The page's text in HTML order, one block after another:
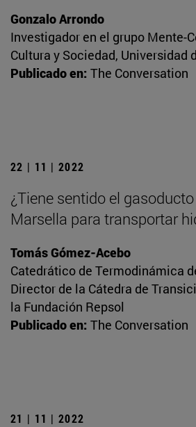
Gonzalo Arrondo
Investigador en el grupo Mente-
Cultura y Sociedad, Universidad
Publicado en: The Conversation
22 | 11 | 2022
¿Tiene sentido el
Marsella para transportar
Tomás Gómez-Acebo
Catedrático de Termodinámica
Director de la Cátedra de
la Fundación Repsol
Publicado en: The Conversation
21 | 11 | 2022